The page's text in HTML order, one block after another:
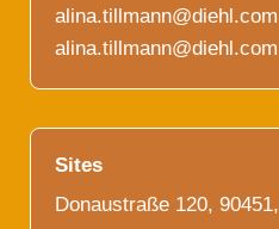
alina.tillmann@diehl.com
alina.tillmann@diehl.com
Sites
Donaustraße 120,